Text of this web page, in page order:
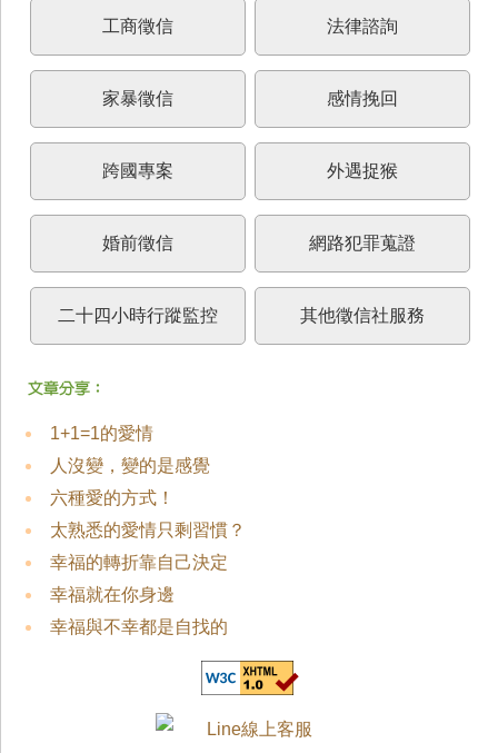
工商徵信 法律諮詢
家暴徵信 感情挽回
跨國專案 外遇捉猴
婚前徵信 網路犯罪蒐證
二十四小時行蹤監控 其他徵信社服務
1+1=1的愛情
人沒變，變的是感覺
六種愛的方式！
太熟悉的愛情只剩習慣？
幸福的轉折靠自己決定
幸福就在你身邊
幸福與不幸都是自找的